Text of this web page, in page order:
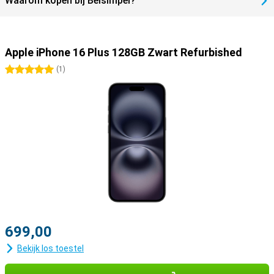
voor jou. Deze combineert de beste prestaties, met het grootste
Apple iPhone 16 Plus 128GB Zwart Refurbished
5 sterren
(1 )
699,00
Bekijk los toestel